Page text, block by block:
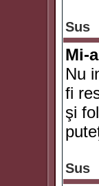
Sus
Mi-
Nu
fi
şi
Sus